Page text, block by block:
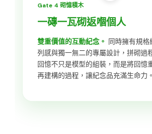
Gate 4 砌憶積木
一磚一瓦砌返嗰個人
雙重價值的互動紀念。 同時擁有規格
列感與獨一無二的專屬設計，拼砌過
回憶不只是模型的組裝，而是將回憶
再建構的過程，讓紀念品充滿生命力。